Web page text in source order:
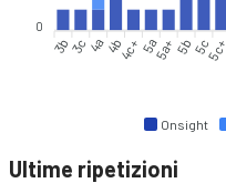
Onsight
0
3b 3c 4a4b4c+ 5a5a+ 5b 5c5c+
Ultime ripetizioni